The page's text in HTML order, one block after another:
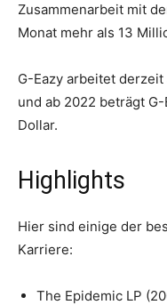
Zusammenarbeit mit
Monat mehr als 13
G-Eazy arbeitet
und ab 2022 beträgt
Dollar.
Highlights
Hier sind einige der
Karriere:
The Epidemic LP